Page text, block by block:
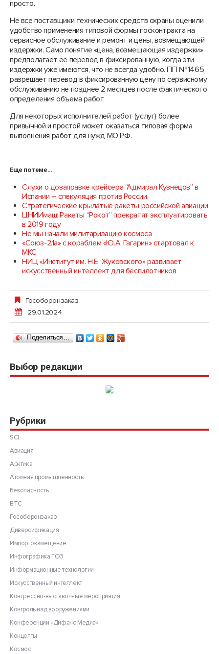
просто.
Не все поставщики технических средств охраны оценили
удобство применения типовой формы госконтракта на
сервисное обслуживание и ремонт и цены, возмещающей
издержки. Само понятие «цена, возмещающая издержки»
предполагает её перевод в фиксированную, когда эти
издержки уже имеются, что не всегда удобно. ПП №1465
разрешает перевод в фиксированную цену по сервисному
обслуживанию не позднее 2 месяцев после фактического
определения объема работ.
Для некоторых исполнителей работ (услуг) более
привычной и простой может оказаться типовая форма
выполнения работ для нужд МО РФ.
Еще по теме...
Слухи о дозаправке крейсера “Адмирал Кузнецов” в
Испании – спекуляция против России
Стратегические крылатые ракеты российской авиации
ЦНИИмаш: Ракеты “Рокот” прекратят эксплуатировать
в 2019 году
Не мы начали милитаризацию космоса
«Союз-2.1а» с кораблем «Ю.А. Гагарин» стартовал к
МКС
НИЦ «Институт им. Н.Е. Жуковского» развивает
искусственный интеллект для беспилотников
Гособоронзаказ
29.01.2024
Поделиться…
Выбор редакции
Рубрики
SCI.
Авиация
Арктика
Атомная промышленность
Безопасность
ВТС
Гособоронзаказ
Диверсификация
Импортозамещение
Инфографика ГОЗ
Информационные технологии
Искусственный интеллект
Конгрессно-выставочные мероприятия
Контроль над вооружениями
Конференции «Дифанс Медиа»
Концепты
Космос